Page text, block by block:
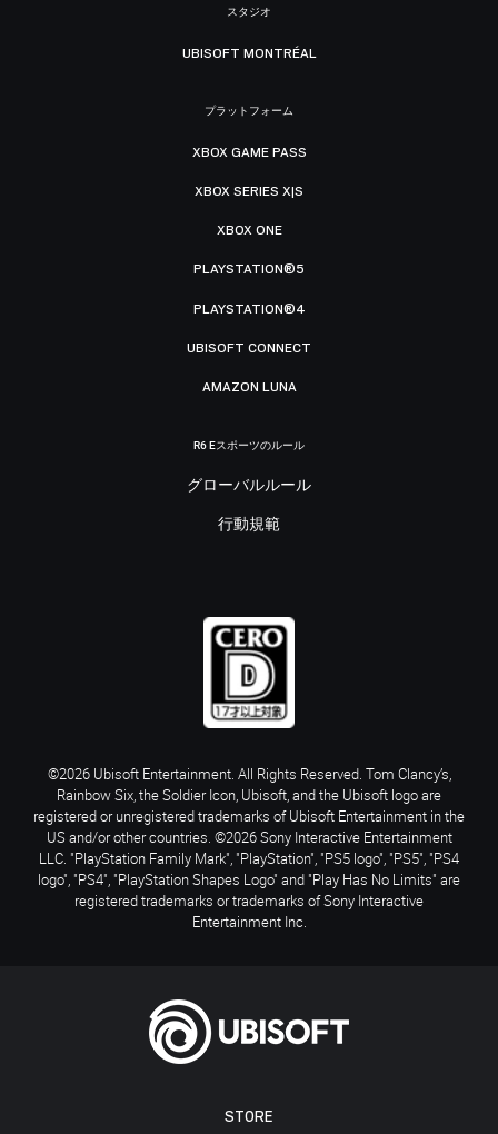
STORE
スタジオ
UBISOFT MONTRÉAL
プラットフォーム
XBOX GAME PASS
XBOX SERIES X|S
XBOX ONE
PLAYSTATION®5
PLAYSTATION®4
UBISOFT CONNECT
AMAZON LUNA
R6 Eスポーツのルール
グローバルルール
行動規範
©2026 Ubisoft Entertainment. All Rights Reserved. Tom Clancy’s,
Rainbow Six, the Soldier Icon, Ubisoft, and the Ubisoft logo are
registered or unregistered trademarks of Ubisoft Entertainment in the
US and/or other countries. ©2026 Sony Interactive Entertainment
LLC. "PlayStation Family Mark", "PlayStation", "PS5 logo", "PS5", "PS4
logo", "PS4", "PlayStation Shapes Logo" and "Play Has No Limits" are
registered trademarks or trademarks of Sony Interactive
Entertainment Inc.